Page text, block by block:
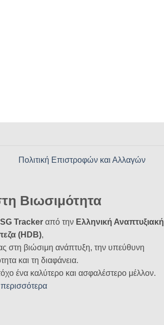
Πολιτική Επιστροφών και Αλλαγών
Βιωσιμότητα
Tracker από την Ελληνική Αναπτυξιακή
(HDB),
στη βιώσιμη ανάπτυξη, την υπεύθυνη
και τη διαφάνεια.
ένα καλύτερο και ασφαλέστερο μέλλον.